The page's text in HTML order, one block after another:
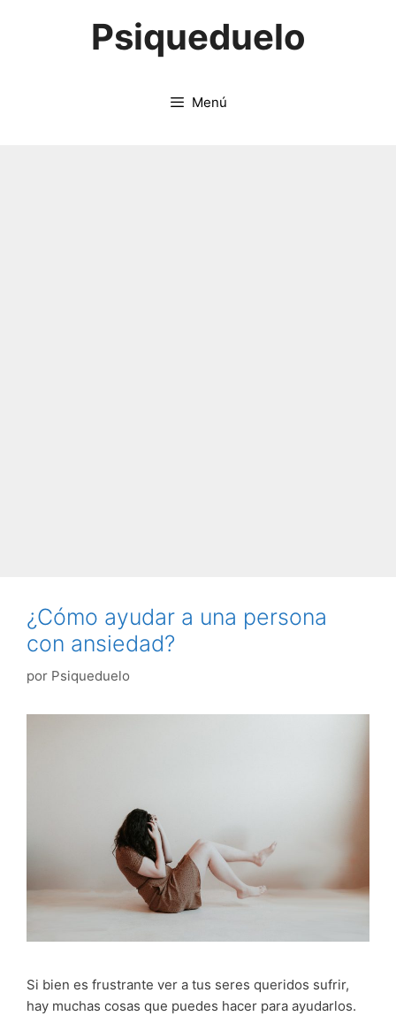
Psiqueduelo
Menú
¿Cómo ayudar a una persona
con ansiedad?
por Psiqueduelo
Si bien es frustrante ver a tus seres queridos sufrir,
hay muchas cosas que puedes hacer para ayudarlos.